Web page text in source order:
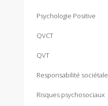
Psychologie Positive
QVCT
QVT
Responsabilité sociétale
Risques psychosociaux